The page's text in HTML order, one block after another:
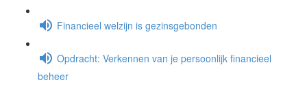
Financieel welzijn is gezinsgebonden
Opdracht: Verkennen van je persoonlijk financieel
beheer